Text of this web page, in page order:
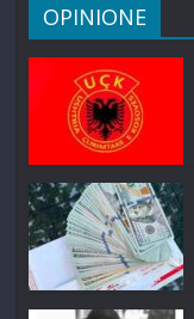
OPINIONE